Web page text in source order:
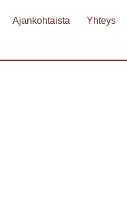
Ajankohtaista Yhteys